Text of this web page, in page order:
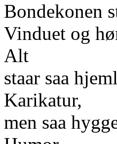
Bondekonen
Vinduet og
Alt
staar saa
Karikatur,
men saa